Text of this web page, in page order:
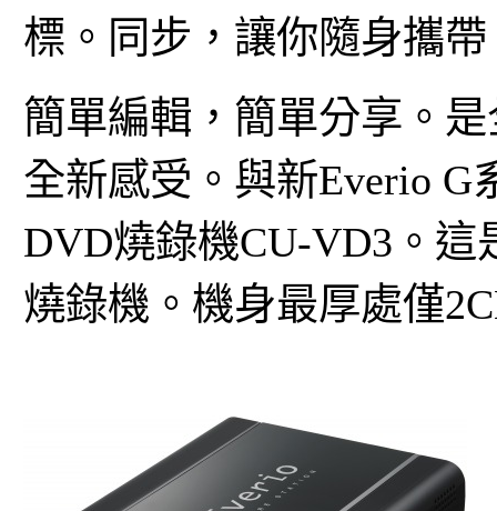
標。同步，讓你隨身攜帶
簡單編輯，簡單分享。
全新感受。與新Everio
DVD燒錄機CU-VD3。
燒錄機。機身最厚處僅